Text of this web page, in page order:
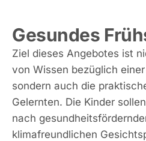
Gesundes
Ziel dieses Angebotes ist
von Wissen bezüglich
sondern auch die
Gelernten. Die Kinder
nach
klimafreundlichen